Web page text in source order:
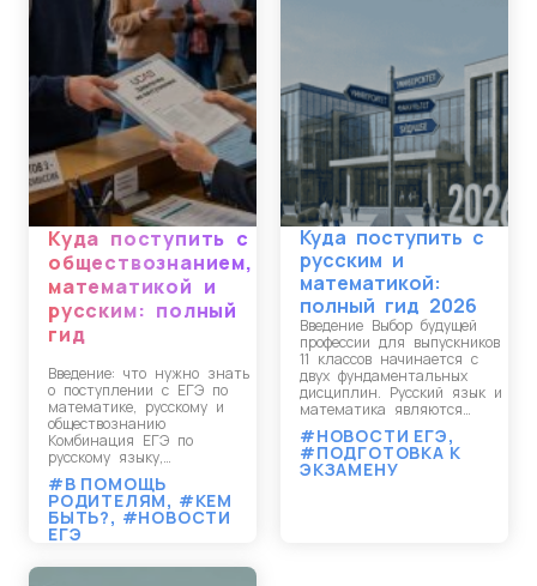
Куда поступить с
обществознанием,
математикой и
русским: полный
гид
Введение: что нужно знать
о поступлении с ЕГЭ по
математике, русскому и
обществознанию
Комбинация ЕГЭ по
русскому языку,…
#В ПОМОЩЬ
РОДИТЕЛЯМ, #КЕМ
БЫТЬ?, #НОВОСТИ
ЕГЭ
Куда поступить с
русским и
математикой:
полный гид 2026
Введение Выбор будущей
профессии для выпускников
11 классов начинается с
двух фундаментальных
дисциплин. Русский язык и
математика являются…
#НОВОСТИ ЕГЭ,
#ПОДГОТОВКА К
ЭКЗАМЕНУ